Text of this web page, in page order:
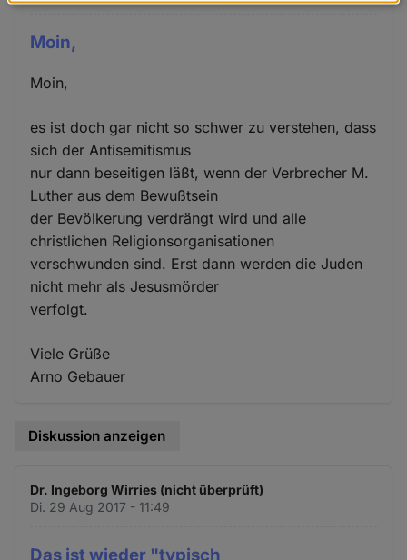
Moin,
Moin,
es ist doch gar nicht so schwer zu verstehen, dass
sich der Antisemitismus
nur dann beseitigen läßt, wenn der Verbrecher M.
Luther aus dem Bewußtsein
der Bevölkerung verdrängt wird und alle
christlichen Religionsorganisationen
verschwunden sind. Erst dann werden die Juden
nicht mehr als Jesusmörder
verfolgt.
Viele Grüße
Arno Gebauer
Diskussion anzeigen
Dr. Ingeborg Wirries (nicht überprüft)
Di. 29 Aug 2017 - 11:49
Das ist wieder "typisch
Daten
und
Cookies